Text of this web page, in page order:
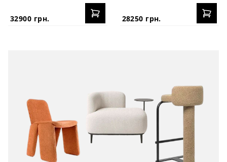
32900 грн. 28250 грн.